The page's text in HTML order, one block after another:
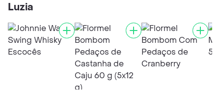
Luzia